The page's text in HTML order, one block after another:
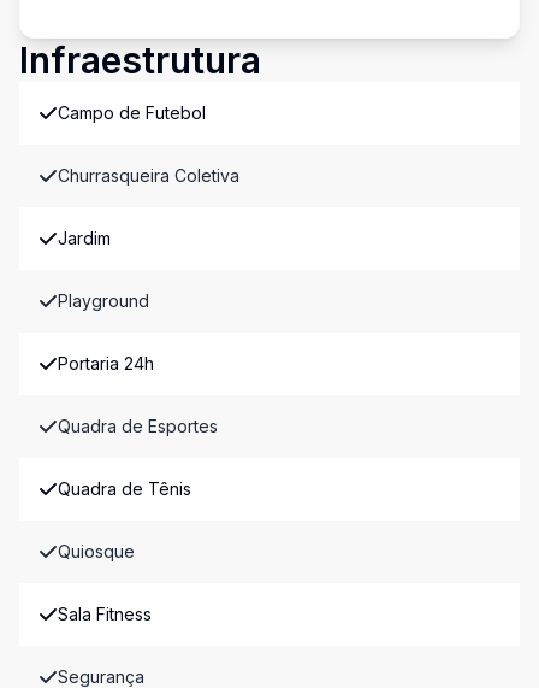
Infraestrutura
Campo de Futebol
Churrasqueira Coletiva
Jardim
Playground
Portaria 24h
Quadra de Esportes
Quadra de Tênis
Quiosque
Sala Fitness
Segurança